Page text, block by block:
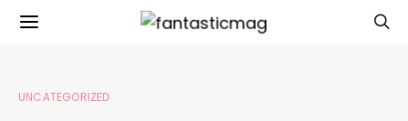
UNCATEGORIZED